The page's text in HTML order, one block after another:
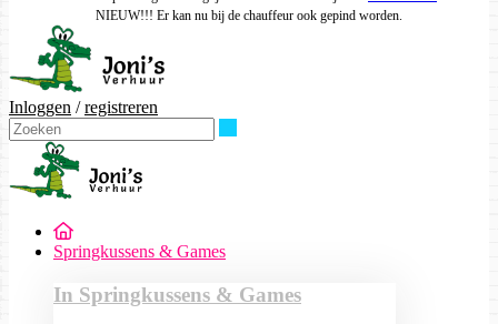
NIEUW!!! Er kan nu bij de chauffeur ook gepind worden.
Inloggen /registreren
Springkussens & Games
In Springkussens & Games